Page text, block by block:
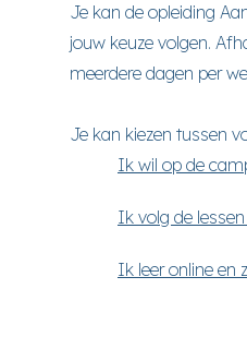
Je kan de opleiding
jouw keuze volgen.
meerdere dagen per
Je kan kiezen tussen
Ik wil op de
Ik volg de lessen
Ik leer online en